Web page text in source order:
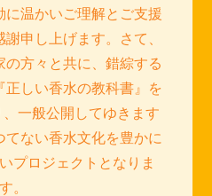
に温かいご理解とご支援
申し上げます。さて、
方々と共に、錯綜する
正しい香水の教科書』を
一般公開してゆきます
てない香水文化を豊かに
プロジェクトとなりま
す。